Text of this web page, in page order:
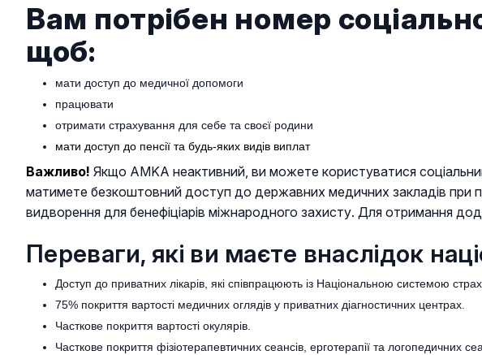
Вам потрібен номер
щоб:
мати доступ до медичної допомоги
працювати
отримати страхування для себе та своєї родини
мати доступ до пенсії та будь-яких видів виплат
Важливо! Якщо AMKA неактивний, ви можете користуватися
матимете безкоштовний доступ до державних медичних закладів при
видворення для бенефіціарів міжнародного захисту. Для отримання
Переваги, які ви маєте внаслідок
Доступ до приватних лікарів, які співпрацюють із Національною системою
75% покриття вартості медичних оглядів у приватних діагностичних центрах.
Часткове покриття вартості окулярів.
Часткове покриття фізіотерапевтичних сеансів, ерготерапії та логопедичних